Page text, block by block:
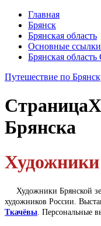
Главная
Брянск
Брянская область
Основные ссылки
Брянская
Путешествие по
Страница
Брянска
Художники Брянской
художников России.
Ткачёвы. Персональные